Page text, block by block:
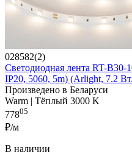
028582(2)
Светодиодная лента RT-B30-
IP20, 5060, 5m) (Arlight, 7.2
Произведено в Беларуси
Warm | Тёплый 3000 K
77805
₽/м
В наличии